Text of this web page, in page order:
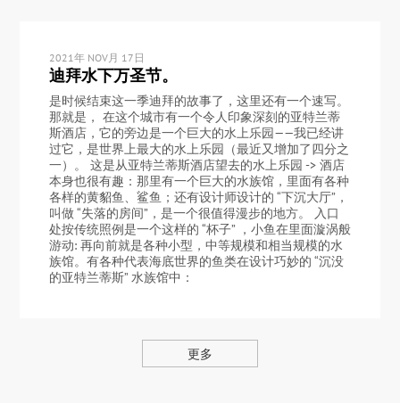
2021年 NOV月 17日
迪拜水下万圣节。
是时候结束这一季迪拜的故事了，这里还有一个速写。
那就是， 在这个城市有一个令人印象深刻的亚特兰蒂
斯酒店，它的旁边是一个巨大的水上乐园——我已经讲
过它，是世界上最大的水上乐园（最近又增加了四分之
一）。 这是从亚特兰蒂斯酒店望去的水上乐园 -> 酒店
本身也很有趣：那里有一个巨大的水族馆，里面有各种
各样的黄貂鱼、鲨鱼；还有设计师设计的 “下沉大厅”，
叫做 “失落的房间”，是一个很值得漫步的地方。 入口
处按传统照例是一个这样的 “杯子” ，小鱼在里面漩涡般
游动: 再向前就是各种小型，中等规模和相当规模的水
族馆。有各种代表海底世界的鱼类在设计巧妙的 “沉没
的亚特兰蒂斯” 水族馆中：
更多